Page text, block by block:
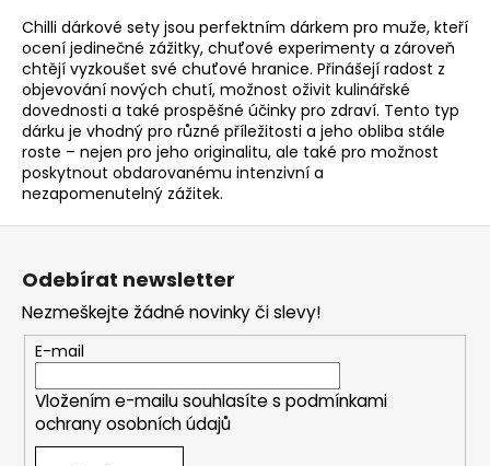
Chilli dárkové sety jsou perfektním dárkem pro muže, kteří
ocení jedinečné zážitky, chuťové experimenty a zároveň
chtějí vyzkoušet své chuťové hranice. Přinášejí radost z
objevování nových chutí, možnost oživit kulinářské
dovednosti a také prospěšné účinky pro zdraví. Tento typ
dárku je vhodný pro různé příležitosti a jeho obliba stále
roste – nejen pro jeho originalitu, ale také pro možnost
poskytnout obdarovanému intenzivní a
nezapomenutelný zážitek.
Odebírat newsletter
Nezmeškejte žádné novinky či slevy!
E-mail
Vložením e-mailu souhlasíte s podmínkami
ochrany osobních údajů